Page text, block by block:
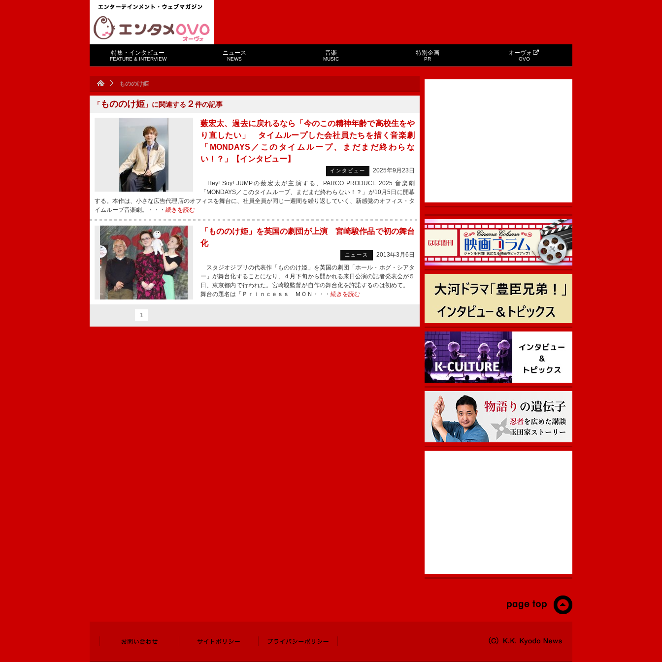
特集・インタビュー
FEATURE & INTERVIEW
ニュース
NEWS
音楽
MUSIC
特別企画
PR
オーヴォ
OVO
もののけ姫
「 もののけ姫 」に関連する ２件の記事
薮宏太、過去に戻れるなら「今のこの精神年齢で高校生をや
り直したい」 タイムループした会社員たちを描く音楽劇
「MONDAYS／このタイムループ、まだまだ終わらな
い！？」【インタビュー】
インタビュー
2025年9月23日
Hey! Sɑy! JUMPの薮宏太が主演する、PARCO PRODUCE 2025 音楽劇
「MONDAYS／このタイムループ、まだまだ終わらない！？」が10月5日に開幕
する。本作は、小さな広告代理店のオフィスを舞台に、社員全員が同じ一週間を繰り返していく、新感覚のオフィス・タ
イムループ音楽劇。・・・ 続きを読む
「もののけ姫」を英国の劇団が上演 宮崎駿作品で初の舞台
化
ニュース
2013年3月6日
スタジオジブリの代表作「もののけ姫」を英国の劇団「ホール・ホグ・シアタ
ー」が舞台化することになり、４月下旬から開かれる来日公演の記者発表会が５
日、東京都内で行われた。宮崎駿監督が自作の舞台化を許諾するのは初めて。
舞台の題名は「Ｐｒｉｎｃｅｓｓ ＭＯＮ・・・ 続きを読む
1